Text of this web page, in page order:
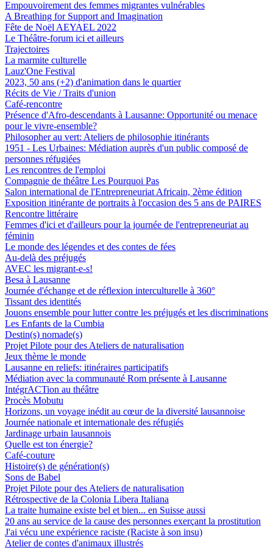
Empouvoirement des femmes migrantes vulnérables
A Breathing for Support and Imagination
Fête de Noël AEYAEL 2022
Le Théâtre-forum ici et ailleurs
Trajectoires
La marmite culturelle
Lauz'One Festival
2023, 50 ans (+2) d'animation dans le quartier
Récits de Vie / Traits d'union
Café-rencontre
Présence d'Afro-descendants à Lausanne: Opportunité ou menace
pour le vivre-ensemble?
Philosopher au vert: Ateliers de philosophie itinérants
1951 - Les Urbaines: Médiation auprès d'un public composé de
personnes réfugiées
Les rencontres de l'emploi
Compagnie de théâtre Les Pourquoi Pas
Salon international de l'Entrepreneuriat Africain, 2ème édition
Exposition itinérante de portraits à l'occasion des 5 ans de PAIRES
Rencontre littéraire
Femmes d'ici et d'ailleurs pour la journée de l'entrepreneuriat au
féminin
Le monde des légendes et des contes de fées
Au-delà des préjugés
AVEC les migrant-e-s!
Besa à Lausanne
Journée d'échange et de réflexion interculturelle à 360°
Tissant des identités
Jouons ensemble pour lutter contre les préjugés et les discriminations
Les Enfants de la Cumbia
Destin(s) nomade(s)
Projet Pilote pour des Ateliers de naturalisation
Jeux thème le monde
Lausanne en reliefs: itinéraires participatifs
Médiation avec la communauté Rom présente à Lausanne
IntégrACTion au théâtre
Procès Mobutu
Horizons, un voyage inédit au cœur de la diversité lausannoise
Journée nationale et internationale des réfugiés
Jardinage urbain lausannois
Quelle est ton énergie?
Café-couture
Histoire(s) de génération(s)
Sons de Babel
Projet Pilote pour des Ateliers de naturalisation
Rétrospective de la Colonia Libera Italiana
La traite humaine existe bel et bien... en Suisse aussi
20 ans au service de la cause des personnes exerçant la prostitution
J'ai vécu une expérience raciste (Raciste à son insu)
Atelier de contes d'animaux illustrés